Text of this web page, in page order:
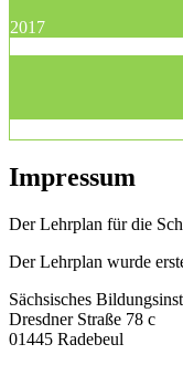
2017
Impressum
Der Lehrplan für die
Der Lehrplan wurde
Sächsisches
Dresdner Straße 78 c
01445 Radebeul